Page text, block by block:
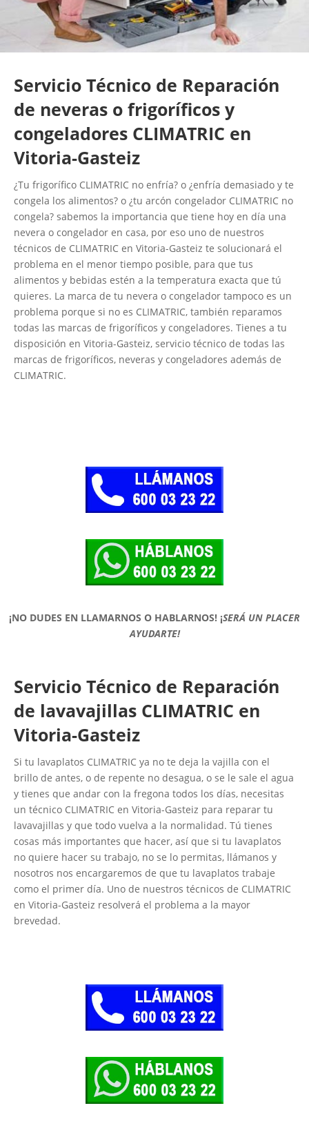
Servicio Técnico de Reparación
de neveras o frigoríficos y
congeladores CLIMATRIC en
Vitoria-Gasteiz
¿Tu frigorífico CLIMATRIC no enfría? o ¿enfría demasiado y te
congela los alimentos? o ¿tu arcón congelador CLIMATRIC no
congela? sabemos la importancia que tiene hoy en día una
nevera o congelador en casa, por eso uno de nuestros
técnicos de CLIMATRIC en Vitoria-Gasteiz te solucionará el
problema en el menor tiempo posible, para que tus
alimentos y bebidas estén a la temperatura exacta que tú
quieres. La marca de tu nevera o congelador tampoco es un
problema porque si no es CLIMATRIC, también reparamos
todas las marcas de frigoríficos y congeladores. Tienes a tu
disposición en Vitoria-Gasteiz, servicio técnico de todas las
marcas de frigoríficos, neveras y congeladores además de
CLIMATRIC.
¡NO DUDES EN LLAMARNOS O HABLARNOS! ¡SERÁ UN PLACER
AYUDARTE!
Servicio Técnico de Reparación
de lavavajillas CLIMATRIC en
Vitoria-Gasteiz
Si tu lavaplatos CLIMATRIC ya no te deja la vajilla con el
brillo de antes, o de repente no desagua, o se le sale el agua
y tienes que andar con la fregona todos los días, necesitas
un técnico CLIMATRIC en Vitoria-Gasteiz para reparar tu
lavavajillas y que todo vuelva a la normalidad. Tú tienes
cosas más importantes que hacer, así que si tu lavaplatos
no quiere hacer su trabajo, no se lo permitas, llámanos y
nosotros nos encargaremos de que tu lavaplatos trabaje
como el primer día. Uno de nuestros técnicos de CLIMATRIC
en Vitoria-Gasteiz resolverá el problema a la mayor
brevedad.